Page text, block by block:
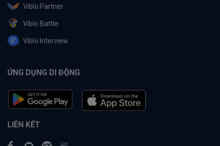
Viblo Partner
Viblo Battle
Viblo Interview
ỨNG DỤNG DI ĐỘNG
LIÊN KẾT